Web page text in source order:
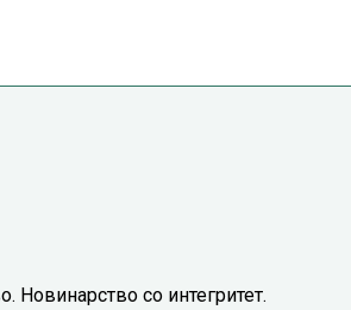
Новинарство со интегритет.